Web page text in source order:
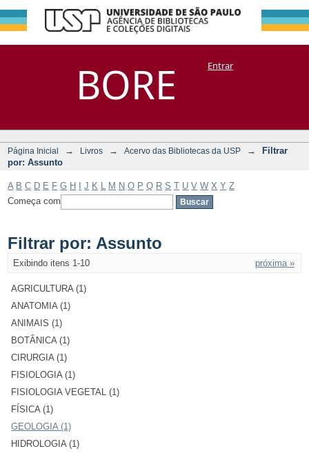
BORE
Filtrar por:
Assunto
DSpace/Manakin + CoriscoEntrar
Página Inicial → Livros → Acervo das Bibliotecas da USP →
Filtrar
por: Assunto
A B C D E F G H J K M N O P Q R S T U V W X Y Z
Começa com
Filtrar por: Assunto
Exibindo itens 1-10 próxima »
AGRICULTURA (1)
ANATOMIA (1)
ANIMAIS (1)
BOTÂNICA (1)
CIRURGIA (1)
FISIOLOGIA (1)
FISIOLOGIA VEGETAL (1)
FÍSICA (1)
GEOLOGIA (1)
HIDROLOGIA (1)